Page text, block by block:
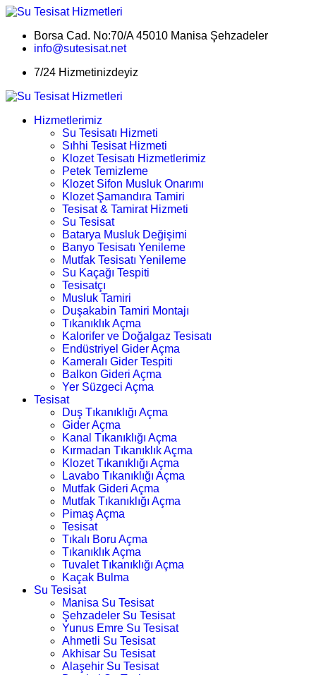
Borsa Cad. No:70/A 45010 Manisa Şehzadeler
info@sutesisat.net
7/24 Hizmetinizdeyiz
Hizmetlerimiz
Su Tesisatı Hizmeti
Sıhhi Tesisat Hizmeti
Klozet Tesisatı Hizmetlerimiz
Petek Temizleme
Klozet Sifon Musluk Onarımı
Klozet Şamandıra Tamiri
Tesisat & Tamirat Hizmeti
Su Tesisat
Batarya Musluk Değişimi
Banyo Tesisatı Yenileme
Mutfak Tesisatı Yenileme
Su Kaçağı Tespiti
Tesisatçı
Musluk Tamiri
Duşakabin Tamiri Montajı
Tıkanıklık Açma
Kalorifer ve Doğalgaz Tesisatı
Endüstriyel Gider Açma
Kameralı Gider Tespiti
Balkon Gideri Açma
Yer Süzgeci Açma
Tesisat
Duş Tıkanıklığı Açma
Gider Açma
Kanal Tıkanıklığı Açma
Kırmadan Tıkanıklık Açma
Klozet Tıkanıklığı Açma
Lavabo Tıkanıklığı Açma
Mutfak Gideri Açma
Mutfak Tıkanıklığı Açma
Pimaş Açma
Tesisat
Tıkalı Boru Açma
Tıkanıklık Açma
Tuvalet Tıkanıklığı Açma
Kaçak Bulma
Su Tesisat
Manisa Su Tesisat
Şehzadeler Su Tesisat
Yunus Emre Su Tesisat
Ahmetli Su Tesisat
Akhisar Su Tesisat
Alaşehir Su Tesisat